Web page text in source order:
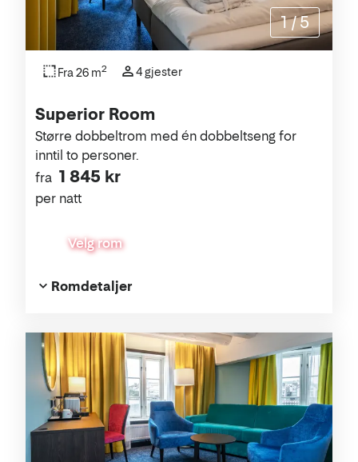
Superior Room
fra 1 845 kr
per natt
Større dobbeltrom med én dobbeltseng for
inntil to personer.
Velg rom
Fra 26 m2 4 gjester
Romdetaljer
1 /5